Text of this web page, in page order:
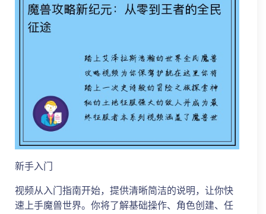
新手入门
视频从入门指南开始，提供清晰简洁的说明，让你快
速上手魔兽世界。你将了解基础操作、角色创建、任